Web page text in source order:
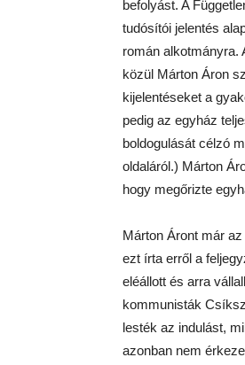
befolyást. A
tudósítói jelentés
román alkotmányra.
közül Márton Áron
kijelentéseket a
pedig az egyház
boldogulását célzó
oldaláról.) Márton
hogy megőrizte
Márton Áront már
ezt írta erről a
eléállott és arra
kommunisták
lesték az indulást,
azonban nem